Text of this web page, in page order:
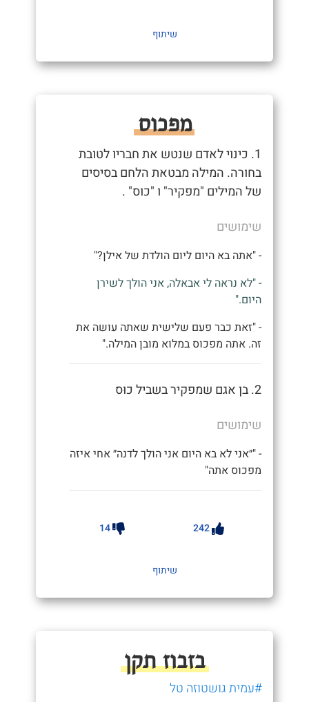
שיתוף
מפכוס
1. כינוי לאדם שנטש את חבריו לטובת
בחורה. המילה מבטאת הלחם בסיסים
של המילים "מפקיר" ו "כוס" .
שימושים
- "אתה בא היום ליום הולדת של אילן?"
- "לא נראה לי אבאלה, אני הולך לשירן
היום."
- "זאת כבר פעם שלישית שאתה עושה את
זה. אתה מפכוס במלוא מובן המילה."
2. בן אגם שמפקיר בשביל כוּס
שימושים
- "״אני לא בא היום אני הולך לדנה״ אחי איזה
מפכוס אתה"
242
14
שיתוף
בזבוז תקן
#עמית גושטוזה טל